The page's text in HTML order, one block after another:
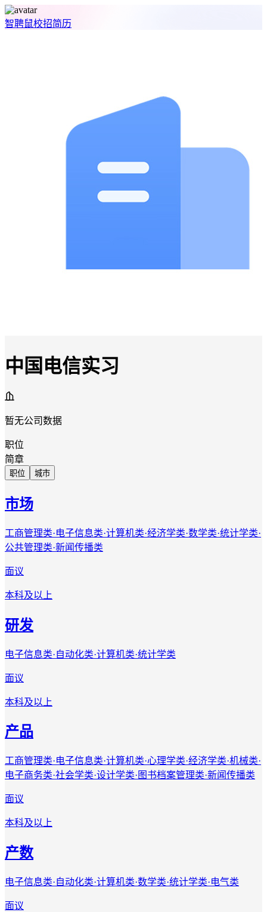
智聘鼠校招简历
中国电信实习
暂无公司数据
职位
简章
职位 城市
市场
工商管理类·电子信息类·计算机类·经济学类·数学类·统计学类·
公共管理类·新闻传播类
面议
本科及以上
研发
电子信息类·自动化类·计算机类·统计学类
面议
本科及以上
产品
工商管理类·电子信息类·计算机类·心理学类·经济学类·机械类·
电子商务类·社会学类·设计学类·图书档案管理类·新闻传播类
面议
本科及以上
产数
电子信息类·自动化类·计算机类·数学类·统计学类·电气类
面议